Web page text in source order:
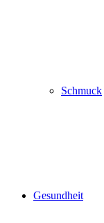
Schmuck
Gesundheit